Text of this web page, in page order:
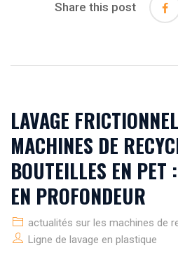
Share this post
LAVAGE
MACHINES DE
BOUTEILLES EN PET
EN PROFONDEUR
actualités sur les machines de
Ligne de lavage en plastique